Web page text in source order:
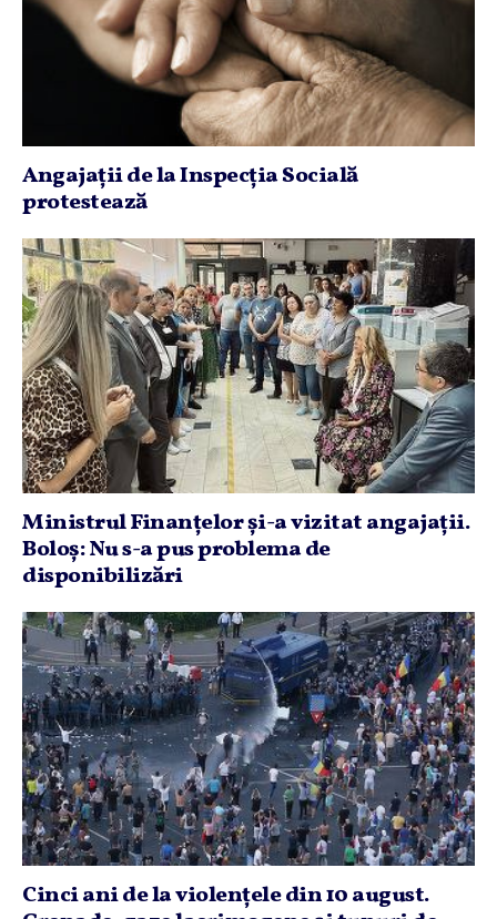
Angajaţii de la Inspecţia Socială
protestează
Ministrul Finanţelor şi-a vizitat angajaţii.
Boloş: Nu s-a pus problema de
disponibilizări
Cinci ani de la violenţele din 10 august.